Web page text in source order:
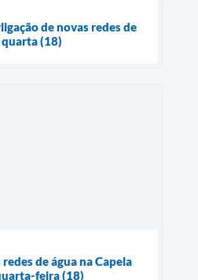
de novas redes de
quarta (18)
de água na Capela
feira (18)